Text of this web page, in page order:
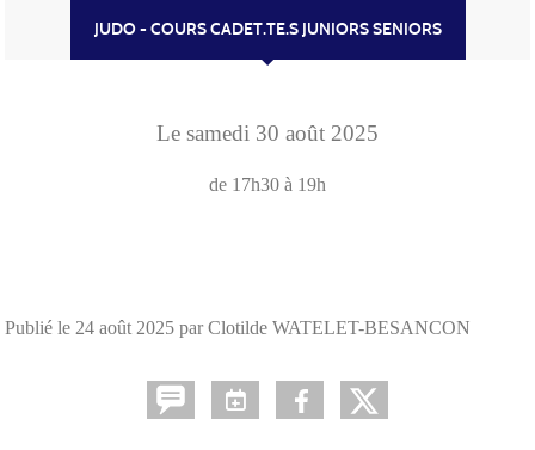
JUDO - COURS CADET.TE.S JUNIORS SENIORS
Le samedi 30 août 2025
de 17h30 à 19h
Publié le 24 août 2025 par Clotilde WATELET-BESANCON